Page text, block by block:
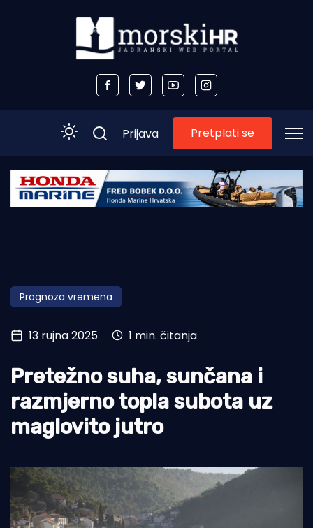
Početna
Obala
Otoci
Turizam i nautika
Pomorstvo
Ribolov
Ekologija
Prijava Pretplati se
Prognoza vremena
13 rujna 2025 1 min. čitanja
Pretežno suha, sunčana i
razmjerno topla subota uz
maglovito jutro